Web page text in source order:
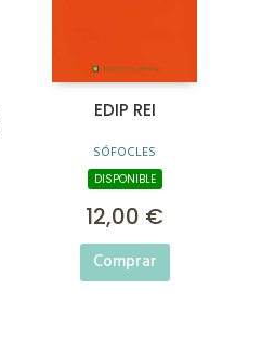
EDIP REI
SÓFOCLES
DISPONIBLE
12,00 €
Comprar